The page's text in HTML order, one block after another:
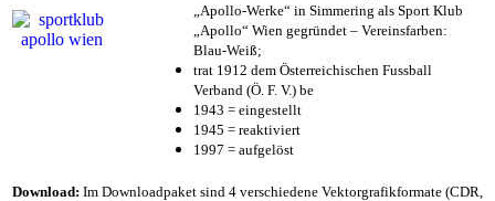
„Apollo-Werke“ in Simmering als Sport Klub
„Apollo“ Wien gegründet – Vereinsfarben:
Blau-Weiß;
trat 1912 dem Österreichischen Fussball
Verband (Ö. F. V.) be
1943 = eingestellt
1945 = reaktiviert
1997 = aufgelöst
Download: Im Downloadpaket sind 4 verschiedene Vektorgrafikformate (CDR,